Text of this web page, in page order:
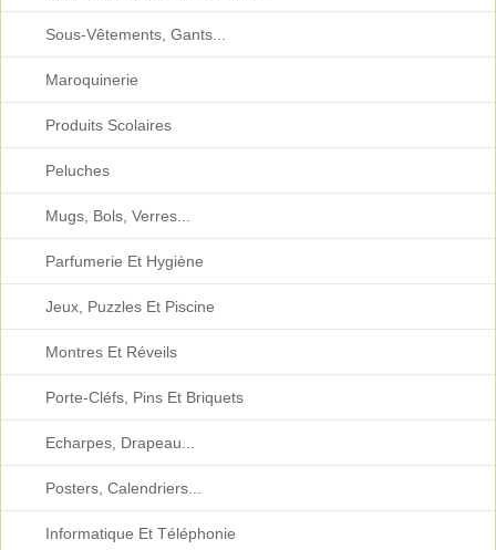
Sous-Vêtements, Gants...
Maroquinerie
Produits Scolaires
Peluches
Mugs, Bols, Verres...
Parfumerie Et Hygiène
Jeux, Puzzles Et Piscine
Montres Et Réveils
Porte-Cléfs, Pins Et Briquets
Echarpes, Drapeau...
Posters, Calendriers...
Informatique Et Téléphonie